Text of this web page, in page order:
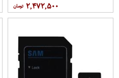
گیگابایت بسته 5 عددی
۲,۴۷۲,۵۰۰